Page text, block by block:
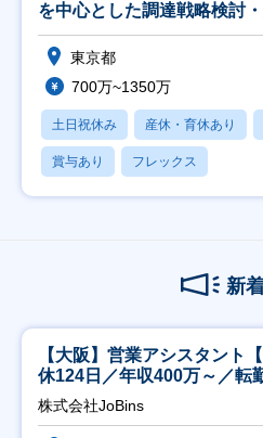
を中心とした調達戦略検討
東京都
700万~1350万
土日祝休み 産休・育休あり
賞与あり フレックス
新
【大阪】営業アシスタント
休124日／年収400万～／転
株式会社JoBins